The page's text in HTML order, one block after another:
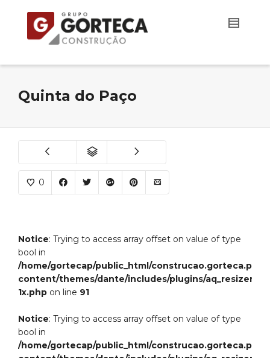
Quinta do Paço
0
Notice: Trying to access array offset on value of type
bool in
/home/gortecap/public_html/construcao.gorteca.pt/
content/themes/dante/includes/plugins/aq_resizer-
1x.php on line 91
Notice: Trying to access array offset on value of type
bool in
/home/gortecap/public_html/construcao.gorteca.pt/